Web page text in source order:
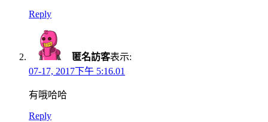
Reply
匿名訪客表示:
07-17, 2017下午 5:16.01
有哦哈哈
Reply